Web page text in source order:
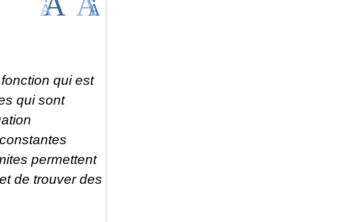
qui est
qui sont
permettent
de trouver des